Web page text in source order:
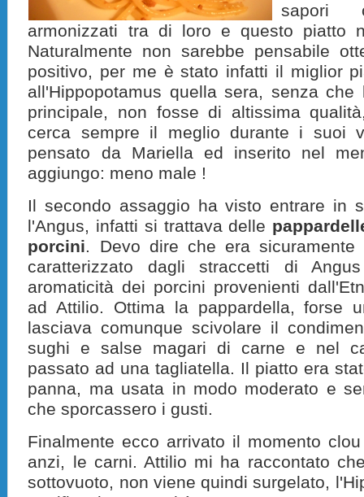
sapori
armonizzati tra di loro e questo piatto
Naturalmente non sarebbe pensabile
positivo, per me è stato infatti il miglior
all'Hippopotamus quella sera, senza che
principale, non fosse di altissima
cerca sempre il meglio durante i suoi
pensato da Mariella ed inserito nel
aggiungo: meno male !
Il secondo assaggio ha visto entrare in
l'Angus, infatti si trattava delle
porcini. Devo dire che era
caratterizzato dagli straccetti di
aromaticità dei porcini provenienti
ad Attilio. Ottima la pappardella, forse
lasciava comunque scivolare il
sughi e salse magari di carne e nel
passato ad una tagliatella. Il piatto era
panna, ma usata in modo moderato e
che sporcassero i gusti.
Finalmente ecco arrivato il momento
anzi, le carni. Attilio mi ha raccontato
sottovuoto, non viene quindi surgelato,